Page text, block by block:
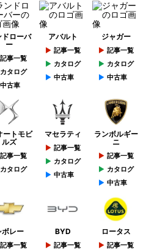
ドローバ
ー
記事一覧
カタログ
中古車
アバルト
記事一覧
カタログ
中古車
ジャガー
記事一覧
カタログ
中古車
ートモビ
ルズ
記事一覧
カタログ
マセラティ
記事一覧
カタログ
中古車
ランボルギー
ニ
記事一覧
カタログ
中古車
ボレー
記事一覧
BYD
記事一覧
ロータス
記事一覧